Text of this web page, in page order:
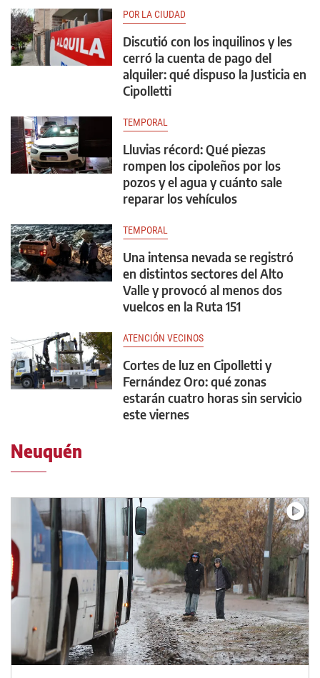
POR LA CIUDAD
Discutió con los inquilinos y les
cerró la cuenta de pago del
alquiler: qué dispuso la Justicia en
Cipolletti
TEMPORAL
Lluvias récord: Qué piezas
rompen los cipoleños por los
pozos y el agua y cuánto sale
reparar los vehículos
TEMPORAL
Una intensa nevada se registró
en distintos sectores del Alto
Valle y provocó al menos dos
vuelcos en la Ruta 151
ATENCIÓN VECINOS
Cortes de luz en Cipolletti y
Fernández Oro: qué zonas
estarán cuatro horas sin servicio
este viernes
Neuquén